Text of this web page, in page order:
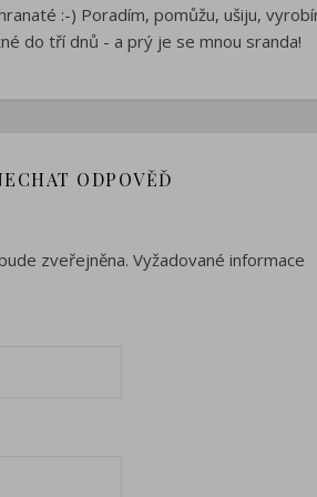
:-) Poradím, pomůžu, ušiju,
do tří dnů - a prý je se mnou sranda!
ODPOVĚĎ
zveřejněna. Vyžadované informace